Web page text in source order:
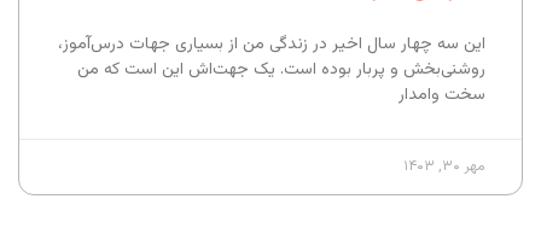
این سه چهار سال اخیر در زندگی من از بسیاری جهات درس‌آموز،
روشنی‌بخش و پربار بوده است. یک جهت‌اش این است که من
سخت وامدار
مهر ۳۰, ۱۴۰۳